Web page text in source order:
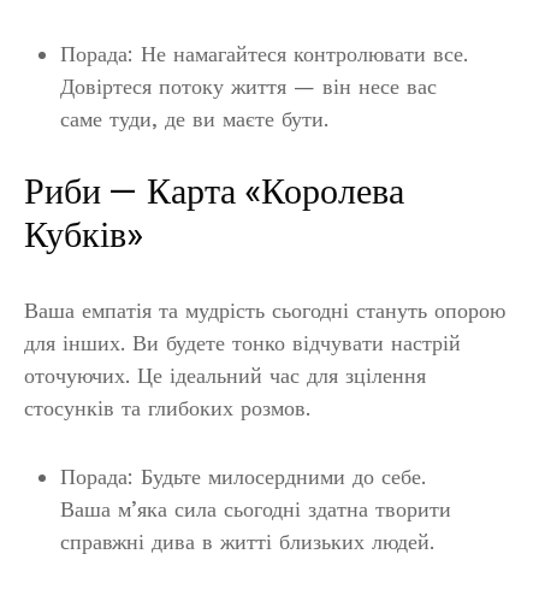
Порада: Не намагайтеся контролювати все.
Довіртеся потоку життя — він несе вас
саме туди, де ви маєте бути.
Риби — Карта «Королева
Кубків»
Ваша емпатія та мудрість сьогодні стануть опорою
для інших. Ви будете тонко відчувати настрій
оточуючих. Це ідеальний час для зцілення
стосунків та глибоких розмов.
Порада: Будьте милосердними до себе.
Ваша м’яка сила сьогодні здатна творити
справжні дива в житті близьких людей.